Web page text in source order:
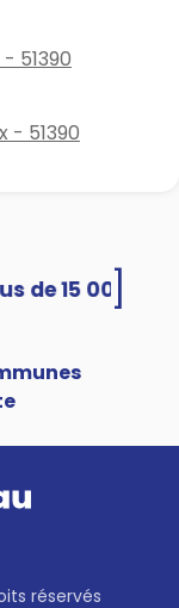
51390
- 51390
réservés